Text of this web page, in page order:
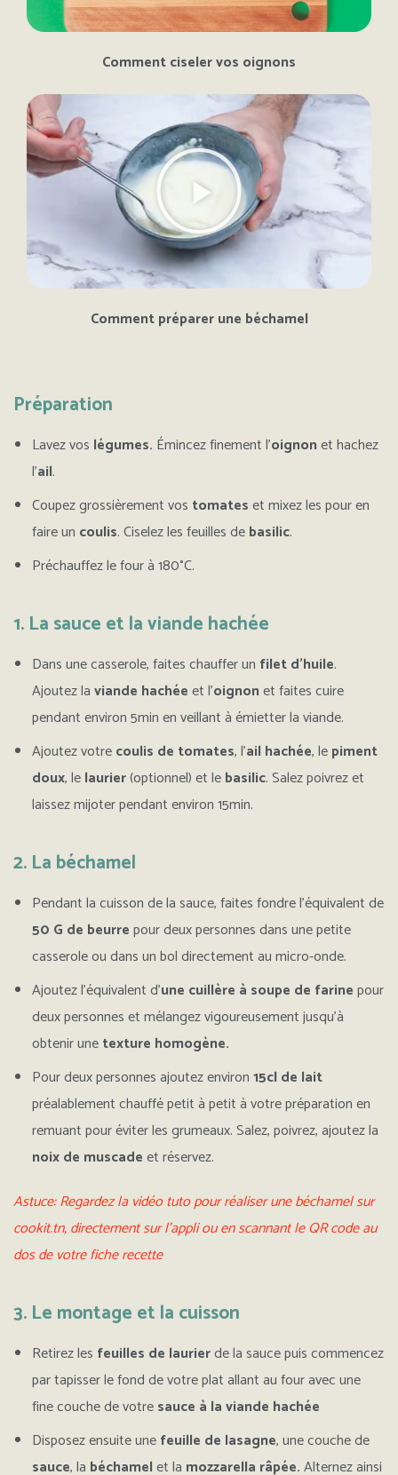
Comment ciseler vos oignons
Comment préparer une béchamel
Préparation
Lavez vos légumes. Émincez finement l’oignonet hachez
l’ail.
Coupez grossièrement vos tomateset mixez les pour en
faire un coulis. Ciselez les feuilles debasilic.
Préchauffez le four à 180°C.
1. La sauce et la viande hachée
Dans une casserole, faites chauffer un filet d’huile.
Ajoutez laviande hachéeet l’oignonet faites cuire
pendant environ 5min en veillant à émietter la viande.
Ajoutez votrecoulis de tomates, l’ail hachée, lepiment
doux, lelaurier(optionnel) et lebasilic. Salez poivrez et
laissez mijoter pendant environ 15min.
2. La béchamel
Pendant la cuisson de la sauce, faites fondre l’équivalent de
50 G de beurrepour deux personnes dans une petite
casserole ou dans un bol directement au micro-onde.
Ajoutez l’équivalent d’une cuillère à soupe de farinepour
deux personnes et mélangez vigoureusement jusqu’à
obtenir unetexture homogène.
Pour deux personnes ajoutez environ15cl de lait
préalablement chauffé petit à petit à votre préparation en
remuant pour éviter les grumeaux. Salez, poivrez, ajoutez la
noix de muscadeet réservez.
Astuce: Regardez la vidéo tuto pour réaliser une béchamel sur
cookit.tn, directement sur l’appli ou en scannant le QR code au
dos de votre fiche recette
3. Le montage et la cuisson
Retirez les feuilles de laurierde la sauce puis commencez
par tapisser le fond de votre plat allant au four avec une
fine couche de votresauce à la viande hachée
Disposez ensuite unefeuille de lasagne, une couche de
sauce, la béchamelet la mozzarella râpée.Alternez ainsi